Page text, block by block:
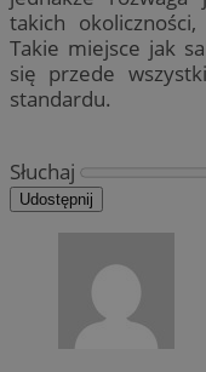
takich
Takie miejsce jak
się przede
standardu.
Słuchaj
Udostępnij